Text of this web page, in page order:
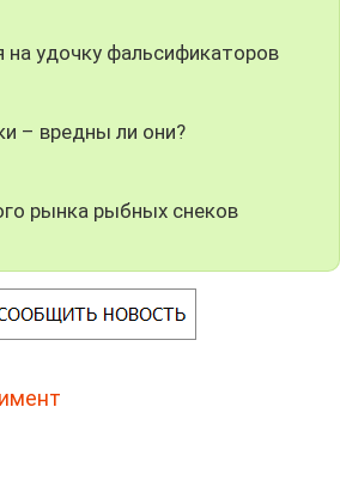
на удочку фальсификаторов
– вредны ли они?
рынка рыбных снеков